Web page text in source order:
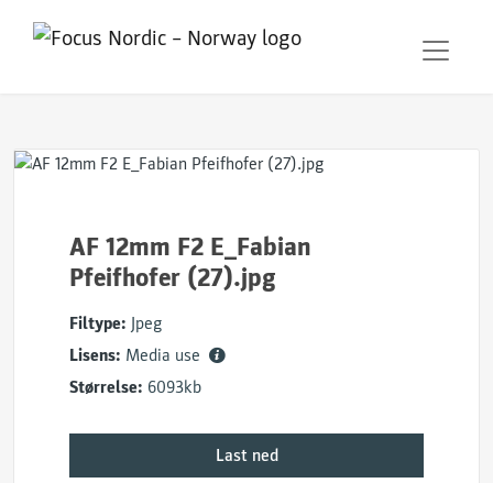
AF 12mm F2 E_Fabian
Pfeifhofer (27).jpg
Filtype: Jpeg
Lisens: Media use
Størrelse: 6093kb
Last ned